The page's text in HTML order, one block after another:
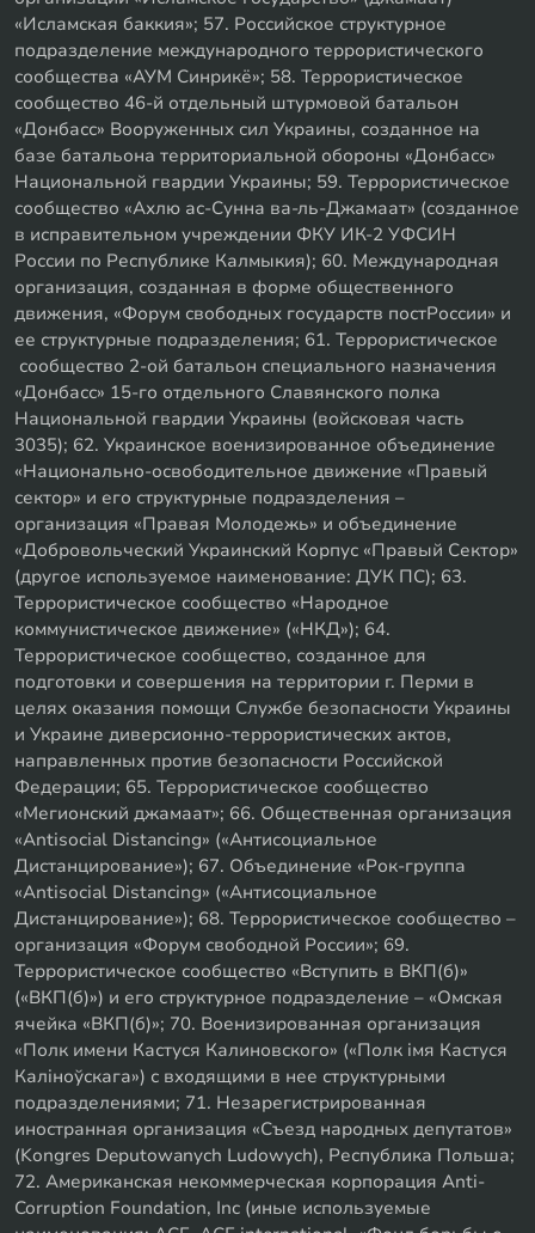
«Исламская баккия»; 57. Российское структурное
подразделение международного террористического
сообщества «АУМ Синрикё»; 58. Террористическое
сообщество 46-й отдельный штурмовой батальон
«Донбасс» Вооруженных сил Украины, созданное на
базе батальона территориальной обороны «Донбасс»
Национальной гвардии Украины; 59. Террористическое
сообщество «Ахлю ас-Сунна ва-ль-Джамаат» (созданное
в исправительном учреждении ФКУ ИК-2 УФСИН
России по Республике Калмыкия); 60. Международная
организация, созданная в форме общественного
движения, «Форум свободных государств постРоссии» и
ее структурные подразделения; 61. Террористическое
сообщество 2-ой батальон специального назначения
«Донбасс» 15-го отдельного Славянского полка
Национальной гвардии Украины (войсковая часть
3035); 62. Украинское военизированное объединение
«Национально-освободительное движение «Правый
сектор» и его структурные подразделения –
организация «Правая Молодежь» и объединение
«Добровольческий Украинский Корпус «Правый Сектор»
(другое используемое наименование: ДУК ПС); 63.
Террористическое сообщество «Народное
коммунистическое движение» («НКД»); 64.
Террористическое сообщество, созданное для
подготовки и совершения на территории г. Перми в
целях оказания помощи Службе безопасности Украины
и Украине диверсионно-террористических актов,
направленных против безопасности Российской
Федерации; 65. Террористическое сообщество
«Мегионский джамаат»; 66. Общественная организация
«Antisocial Distancing» («Антисоциальное
Дистанцирование»); 67. Объединение «Рок-группа
«Antisocial Distancing» («Антисоциальное
Дистанцирование»); 68. Террористическое сообщество –
организация «Форум свободной России»; 69.
Террористическое сообщество «Вступить в ВКП(б)»
(«ВКП(б)») и его структурное подразделение – «Омская
ячейка «ВКП(б)»; 70. Военизированная организация
«Полк имени Кастуся Калиновского» («Полк iмя Кастуся
Калiноўскага») с входящими в нее структурными
подразделениями; 71. Незарегистрированная
иностранная организация «Съезд народных депутатов»
(Kongres Deputowanych Ludowych), Республика Польша;
72. Американская некоммерческая корпорация Anti-
Corruption Foundation, Inc (иные используемые